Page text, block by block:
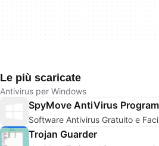
Le più scaricate
Antivirus per Windows
SpyMove AntiVirus Program
Software Antivirus Gratuito e
Trojan Guarder